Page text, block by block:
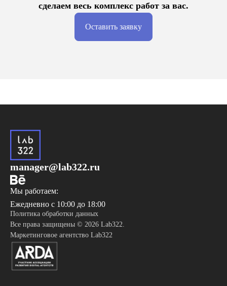
сделаем весь комплекс работ за вас.
Оставить заявку
manager@lab322.ru
Мы работаем:
Ежедневно с 10:00 до 18:00
Политика обработки данных
Все права защищены © 2026 Lab322.
Маркетинговое агентство Lab322